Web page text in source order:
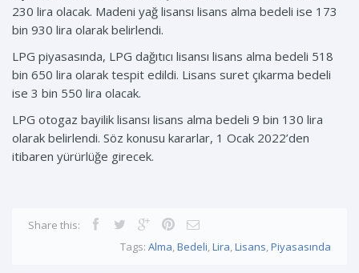
230 lira olacak. Madeni yağ lisansı lisans alma bedeli ise 173
bin 930 lira olarak belirlendi.
LPG piyasasında, LPG dağıtıcı lisansı lisans alma bedeli 518
bin 650 lira olarak tespit edildi. Lisans suret çıkarma bedeli
ise 3 bin 550 lira olacak.
LPG otogaz bayilik lisansı lisans alma bedeli 9 bin 130 lira
olarak belirlendi. Söz konusu kararlar, 1 Ocak 2022’den
itibaren yürürlüğe girecek.
Share this:
Tags: Alma,Bedeli,Lira,Lisans,Piyasasında